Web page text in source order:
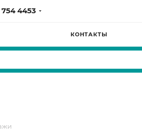
754 4453
КОНТАКТЫ